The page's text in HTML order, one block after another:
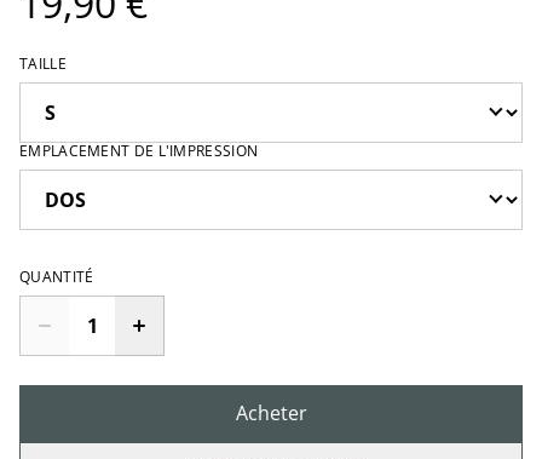
TAILLE
EMPLACEMENT DE L'IMPRESSION
QUANTITÉ
Acheter